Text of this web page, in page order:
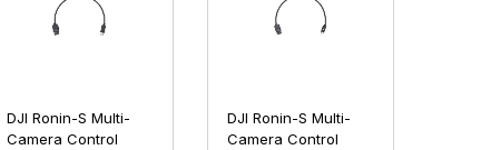
DJI Ronin-S Multi-
Camera Control
DJI Ronin-S Multi-
Camera Control